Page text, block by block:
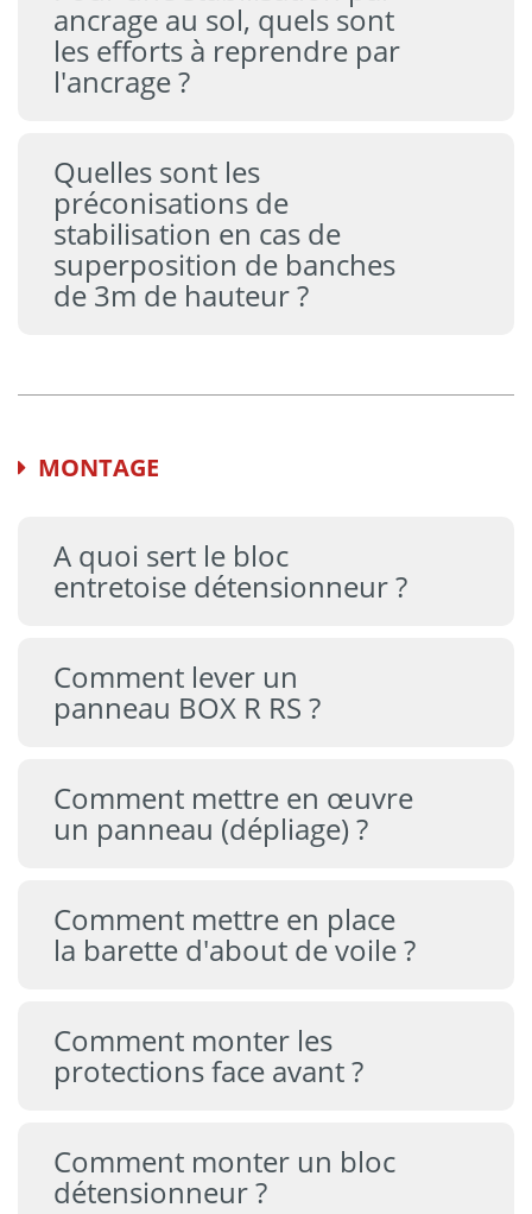
ancrage au sol, quels sont
les efforts à reprendre par
l'ancrage ?
Quelles sont les
préconisations de
stabilisation en cas de
superposition de banches
de 3m de hauteur ?
MONTAGE
A quoi sert le bloc
entretoise détensionneur ?
Comment lever un
panneau BOX R RS ?
Comment mettre en œuvre
un panneau (dépliage) ?
Comment mettre en place
la barette d'about de voile ?
Comment monter les
protections face avant ?
Comment monter un bloc
détensionneur ?